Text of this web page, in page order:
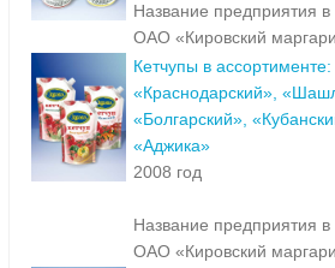
Название предприятия в
ОАО «Кировский
Кетчупы в
«Краснодарский»,
«Болгарский»,
«Аджика»
2008 год
Название предприятия в
ОАО «Кировский